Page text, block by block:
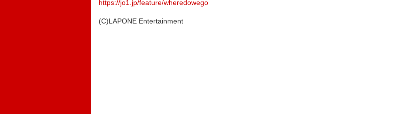
https://jo1.jp/feature/wheredowego
(C)LAPONE Entertainment